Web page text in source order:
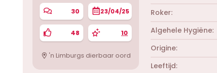
30 23/04/25
48 10
'n Limburgs dierbaar oord
Roker
Algehele Hygiëne
Origine
Leeftijd